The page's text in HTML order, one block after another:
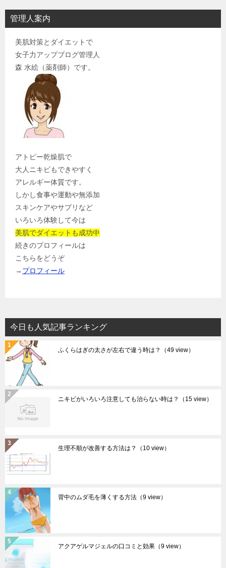
管理人案内
美肌対策とダイエットで
女子力アップブログ管理人
森 水絵（薬剤師）です。
アトピー乾燥肌で
大人ニキビもできやすく
アレルギー体質です。
しかし食事や運動や無添加
スキンケアやサプリなど
いろいろ体験して今は
美肌でダイエットも成功中
続きのプロフィールは
こちらをどうぞ
→ プロフィール
今日も人気記事ランキング
ふくらはぎの太さが左右で違う時は？ （49 view）
ニキビがいろいろ注意しても治らない時は？ （15 view）
生理不順が改善する方法は？ （10 view）
背中のムダ毛を薄くする方法 （9 view）
アクアゲルマジェルの口コミと効果 （9 view）